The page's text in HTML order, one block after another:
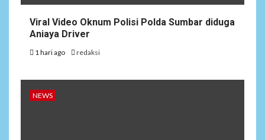
Viral Video Oknum Polisi Polda Sumbar diduga
Aniaya Driver
1 hari ago redaksi
NEWS